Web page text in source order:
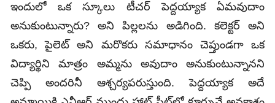
ఇందులో ఒక స్కూలు టీచర్‌ పెద్దయ్యాక ఏమవుదాం
అనుకుంటున్నారు? అని పిల్లలను అడిగింది. కలెక్టర్‌ అని
ఒకరు, పైలెట్‌ అని మరొకరు సమాధానం చెప్తుండగా ఒక
విద్యార్థిని మాత్రం అమ్మను అవుదాం అనుకుంటున్నానని
చెప్పి అందరినీ ఆశ్చర్యపరుస్తుంది. పెద్దయ్యాక అదే